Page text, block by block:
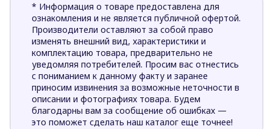
* Информация о товаре предоставлена для
ознакомления и не является публичной офертой.
Производители оставляют за собой право
изменять внешний вид, характеристики и
комплектацию товара, предварительно не
уведомляя потребителей. Просим вас отнестись
с пониманием к данному факту и заранее
приносим извинения за возможные неточности в
описании и фотографиях товара. Будем
благодарны вам за сообщение об ошибках —
это поможет сделать наш каталог еще точнее!